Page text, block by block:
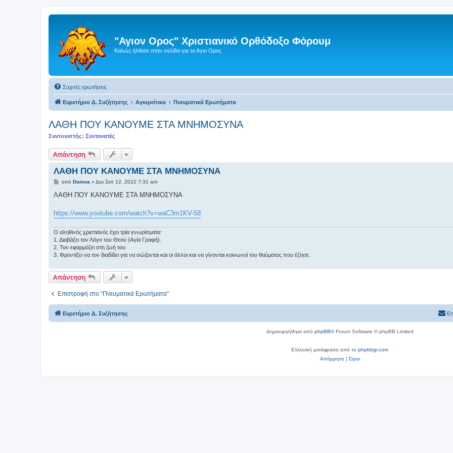
"Αγιον Ορος" Χριστιανικό Ορθόδοξο Φόρουμ
Καλώς ήλθατε στην σελίδα για το Αγιο Ορος
Συχνές ερωτήσεις
Ευρετήριο Δ. Συζήτησης Αγιορείτικα Πνευματικά Ερωτήματα
ΛΑΘΗ ΠΟΥ ΚΑΝΟΥΜΕ ΣΤΑ ΜΝΗΜΟΣΥΝΑ
Συντονιστής: Συντονιστές
Απάντηση
ΛΑΘΗ ΠΟΥ ΚΑΝΟΥΜΕ ΣΤΑ ΜΝΗΜΟΣΥΝΑ
Δ
μ
ί
ε
η
από Domna » Δευ Σεπ 12, 2022 7:31 am
ΛΑΘΗ ΠΟΥ ΚΑΝΟΥΜΕ ΣΤΑ ΜΝΗΜΟΣΥΝΑ
https://www.youtube.com/watch?v=waC3m1KV-58
Ο αληθινός χριστιανός έχει τρία γνωρίσματα:
1. Διαβάζει τον Λόγο του Θεού (Αγία Γραφή).
2. Τον εφαρμόζει στη ζωή του.
3. Φροντίζει να τον διαδίδει για να σώζονται και οι άλλοι και να γίνονται κοινωνοί του θαύματος που έζησε.
Απάντηση
Επιστροφή στο “Πνευματικά Ερωτήματα”
Ευρετήριο Δ. Συζήτησης
Δημιουργήθηκε από phpBB® Forum Software © phpBB Limited
Ελληνική μετάφραση από το phpbbgr.com
Απόρρητο|Όροι